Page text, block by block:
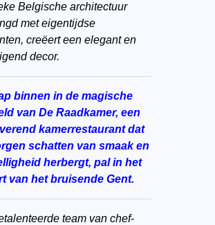
Belgische architectuur
met eigentijdse
creëert een elegant en
decor.
binnen in de magische
van De Raadkamer, een
kamerrestaurant dat
schatten van smaak en
herbergt, pal in het
van het bruisende Gent.
team van chef-